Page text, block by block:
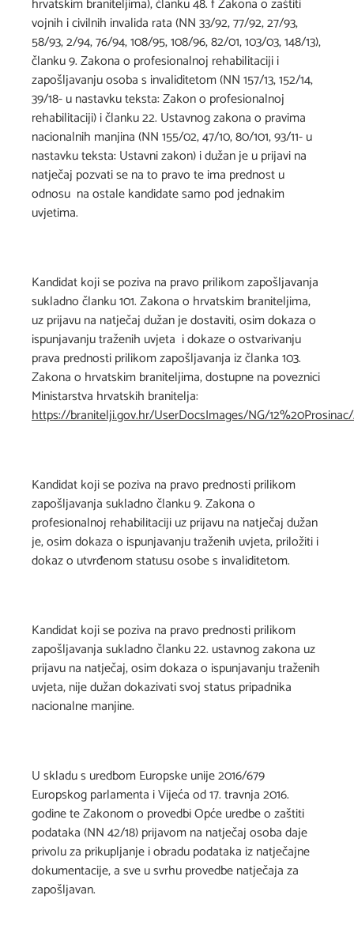
hrvatskim braniteljima), članku 48. f Zakona o zaštiti
vojnih i civilnih invalida rata (NN 33/92, 77/92, 27/93,
58/93, 2/94, 76/94, 108/95, 108/96, 82/01, 103/03, 148/13),
članku 9. Zakona o profesionalnoj rehabilitaciji i
zapošljavanju osoba s invaliditetom (NN 157/13, 152/14,
39/18- u nastavku teksta: Zakon o profesionalnoj
rehabilitaciji) i članku 22. Ustavnog zakona o pravima
nacionalnih manjina (NN 155/02, 47/10, 80/101, 93/11- u
nastavku teksta: Ustavni zakon) i dužan je u prijavi na
natječaj pozvati se na to pravo te ima prednost u
odnosu na ostale kandidate samo pod jednakim
uvjetima.
Kandidat koji se poziva na pravo prilikom zapošljavanja
sukladno članku 101. Zakona o hrvatskim braniteljima,
uz prijavu na natječaj dužan je dostaviti, osim dokaza o
ispunjavanju traženih uvjeta i dokaze o ostvarivanju
prava prednosti prilikom zapošljavanja iz članka 103.
Zakona o hrvatskim braniteljima, dostupne na poveznici
Ministarstva hrvatskih branitelja:
https://branitelji.gov.hr/UserDocsImages/NG/
Kandidat koji se poziva na pravo prednosti prilikom
zapošljavanja sukladno članku 9. Zakona o
profesionalnoj rehabilitaciji uz prijavu na natječaj dužan
je, osim dokaza o ispunjavanju traženih uvjeta, priložiti i
dokaz o utvrđenom statusu osobe s invaliditetom.
Kandidat koji se poziva na pravo prednosti prilikom
zapošljavanja sukladno članku 22. ustavnog zakona uz
prijavu na natječaj, osim dokaza o ispunjavanju traženih
uvjeta, nije dužan dokazivati svoj status pripadnika
nacionalne manjine.
U skladu s uredbom Europske unije 2016/679
Europskog parlamenta i Vijeća od 17. travnja 2016.
godine te Zakonom o provedbi Opće uredbe o zaštiti
podataka (NN 42/18) prijavom na natječaj osoba daje
privolu za prikupljanje i obradu podataka iz natječajne
dokumentacije, a sve u svrhu provedbe natječaja za
zapošljavan.